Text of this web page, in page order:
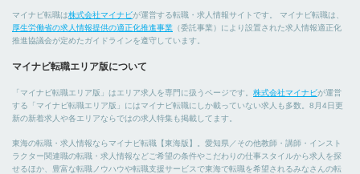
マイナビ転職は株式会社マイナビが運営する転職・求人情報サイトです。 マイナビ転職は、
厚生労働省の求人情報提供の適正化推進事業 （委託事業）により設置された求人情報適正化
推進協議会が定めたガイドラインを遵守しています。
マイナビ転職エリア版について
「マイナビ転職エリア版」はエリア求人を専門に扱うページです。 株式会社マイナビが運営
する「マイナビ転職エリア版」にはマイナビ転職にしか載っていない求人も多数。8月4日更
新の新着求人や各エリアならではの求人特集も掲載してます。
東海の転職・求人情報ならマイナビ転職【東海版】。愛知県／その他教師・講師・インスト
ラクター関連職の転職・求人情報などご希望の条件やこだわりの仕事スタイルから求人を探
せるほか、豊富な転職ノウハウや転職支援サービスで東海で転職を希望されるみなさんの転